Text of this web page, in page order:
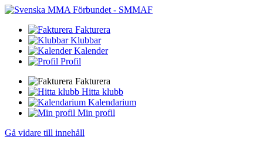
Fakturera
Klubbar
Kalender
Profil
Fakturera
Hitta klubb
Kalendarium
Min profil
Gå vidare till innehåll